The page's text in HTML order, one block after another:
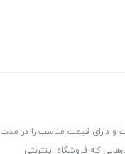
و دارای قیمت مناسب را در مدت
که فروشگاه اینترنتی